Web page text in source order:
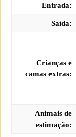
Entrada:
Saída:
Crianças e
camas extras:
Animais de
estimação: